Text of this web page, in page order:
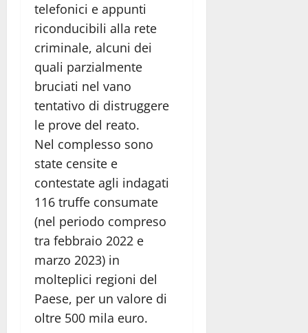
telefonici e appunti
riconducibili alla rete
criminale, alcuni dei
quali parzialmente
bruciati nel vano
tentativo di distruggere
le prove del reato.
Nel complesso sono
state censite e
contestate agli indagati
116 truffe consumate
(nel periodo compreso
tra febbraio 2022 e
marzo 2023) in
molteplici regioni del
Paese, per un valore di
oltre 500 mila euro.